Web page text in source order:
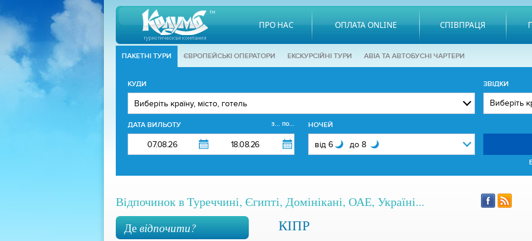
ПРО НАС ОПЛАТА ONLINE СПІВПРАЦЯ
ПАКЕТНІ ТУРИ ЄВРОПЕЙСЬКІ ОПЕРАТОРИ EКСКУРСІЙНІ ТУРИ АВІА ТА АВТОБУСНІ ЧАРТЕРИ
КУДИ
ДАТА ВИЛЬОТУ з... по... НОЧЕЙ
ЗВІДКИ
Відпочинок в Туреччині, Єгипті, Домінікані, ОАЕ, Україні...
Девідпочити? КІПР